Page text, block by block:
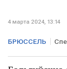
4 марта 2024, 13:14
БРЮССЕЛЬ
ВСУ